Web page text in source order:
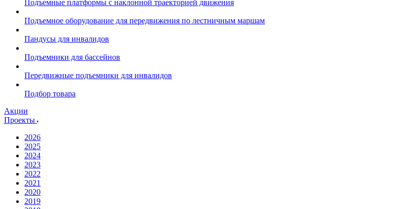
Подъемные платформы с наклонной траекторией движения
Подъемное оборудование для передвижения по лестничным маршам
Пандусы для инвалидов
Подъемники для бассейнов
Передвижные подъемники для инвалидов
Подбор товара
Акции
Проекты
2026
2025
2024
2023
2022
2021
2020
2019